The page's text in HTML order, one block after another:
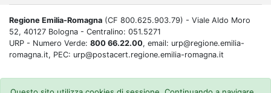
Regione Emilia-Romagna (CF 800.625.903.79) - Viale Aldo Moro
52, 40127 Bologna - Centralino: 051.5271
URP - Numero Verde: 800 66.22.00, email: urp@regione.emilia-
romagna.it, PEC: urp@postacert.regione.emilia-romagna.it